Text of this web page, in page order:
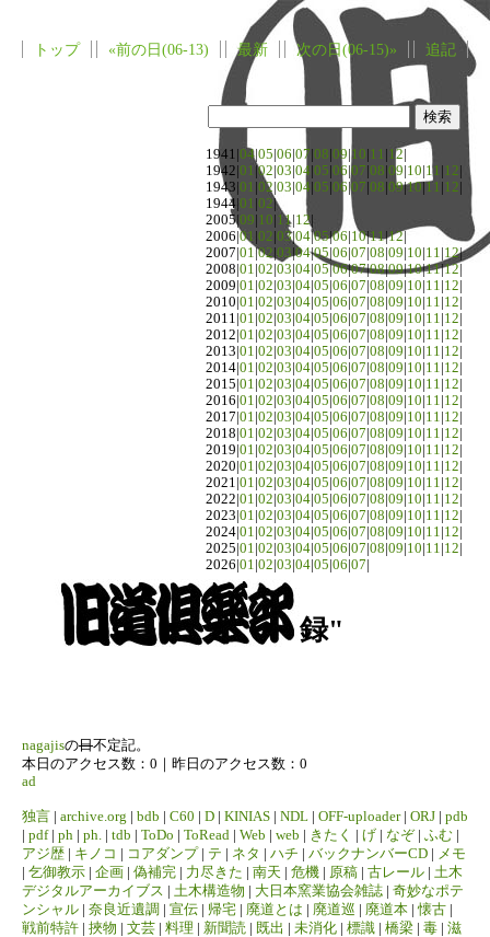
トップ «前の日(06-13) 最新 次の日(06-15)» 追記
1941| 04 05 06 07 08 09 10 11 12
1942| 01 02 03 04 05 06 |07 08 09 10 11 12
1943| 01 02 03 04 05 06 |07 08 09|10 11 12
1944| 01 02 |
2005|09 10 11 12
2006| 01 02 03|04|05|06 10|11|12
2007| 01|02 03|04|05 06 07 08 09 10 11 12|
2008| 01 02 03 04 05|06|07|08|09|10|11|12
2009| 01 02 03 04 05 06 07 08 09 10 11 12
2010| 01 02 03 04 05 06 07 08 09 10 11 12
2011| 01 02 03 04 05 06 07 08 09 10 11 12
2012| 01 02 03 04 05 06 07 08 09 10 11 12
2013| 01 02 03 04 05 06 07 08 09 10 11 12
2014| 01 02 03 04 05 06 07 08 09 10 11 12
2015| 01 02 03 04 05 06 07 08 09 10 11 12
2016| 01 02 03 04 05 06 07 08 09 10 11 12
2017| 01 02 03 04 05 06 07 08 09 10 11 12
2018| 01 02 03 04 05 06 07 08 09 10 11 12
2019| 01 02 03 04 05 06 07 08 09 10 11 12
2020| 01 02 03 04 05 06 07 08 09 10 11 12
2021| 01 02 03 04 05 06 07 08 09 10 11 12
2022| 01 02 03 04 05 06 07 08 09 10 11 12
2023| 01 02 03 04 05 06 07 08 09 10 11 12
2024| 01 02 03 04 05 06 07 08 09 10 11 12
2025| 01 02 03 04 05 06 07 08 09 10 11 12
2026| 01 02 03 04 05 06 07
録"
nagajisの日不定記。
本日のアクセス数：0｜昨日のアクセス数：0
ad
独言 | archive.org | bdb | C60 | D | KINIAS | NDL | OFF-uploader| ORJ | pdb
| pdf| ph | ph. | tdb | ToDo | ToRead | Web | web | きたく | げ | なぞ| ふむ |
アジ歴 | キノコ | コアダンプ| テ | ネタ | ハチ | バックナンバーCD | メモ
| 乞御教示 | 企画 | 偽補完 | 力尽きた | 南天 | 危機 | 原稿 | 古レール | 土木
デジタルアーカイブス | 土木構造物 | 大日本窯業協会雑誌 | 奇妙なポテ
ンシャル | 奈良近遺調 | 宣伝 | 帰宅 | 廃道とは | 廃道巡 | 廃道本 |懐古 |
戦前特許 | 挾物 | 文芸 | 料理 | 新聞読 | 既出 | 未消化 | 標識 | 橋梁 | 毒 | 滋